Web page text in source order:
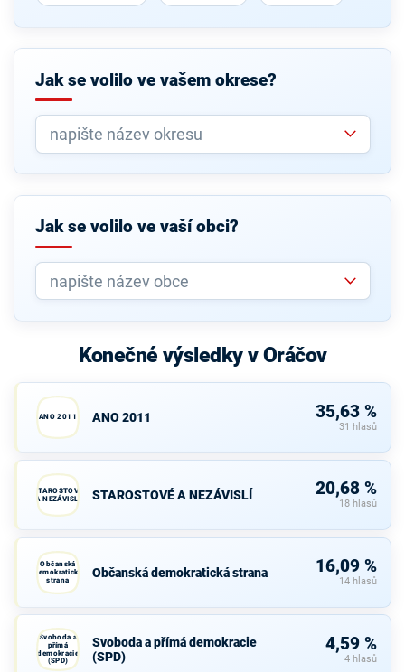
Jak se volilo ve vašem okrese?
Jak se volilo ve vaší obci?
Konečné výsledky v Oráčov
ANO 2011 ANO 2011 35,63 %
31 hlasů
STAROSTOVÉ
A NEZÁVISLÍ
STAROSTOVÉ A NEZÁVISLÍ 20,68 %
18 hlasů
Občanská
demokratická
strana
Občanská demokratická strana 16,09 %
14 hlasů
Svoboda a
přímá
demokracie
(SPD)
Svoboda a přímá demokracie
(SPD)
4,59 %
4 hlasů